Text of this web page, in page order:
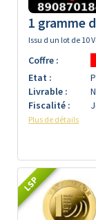
1 gramme
Issu d un lot de 10
Coffre :
Etat :
Livrable :
Fiscalité :
Plus de détails
LSP